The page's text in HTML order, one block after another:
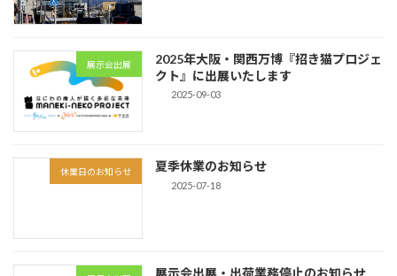
展示会出展
2025年大阪・関西万博『招き猫プロジェ
クト』に出展いたします
2025-09-03
休業日のお知らせ 夏季休業のお知らせ
2025-07-18